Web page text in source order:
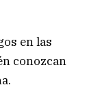
en las
conozcan